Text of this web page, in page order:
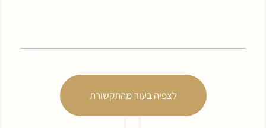
לצפיה בעוד מהתקשורת